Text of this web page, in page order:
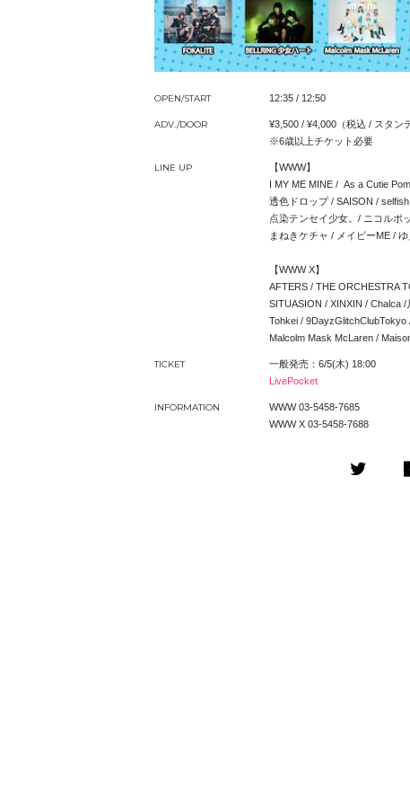
OPEN/START 12:35 / 12:50
ADV./DOOR
¥3,500 / ¥4,000（税込 / スタン
※6歳以上チケット必要
LINE UP
【WWW】
I MY ME MINE / As a Cutie
透色ドロップ / SAISON /
点染テンセイ少女。/ ニコルポ
まねきケチャ / メイビーME /
【WWW X】
AFTERS / THE ORCHESTRA
SITUASION / XINXIN / Chalca
Tohkei /
Malcolm Mask McLaren /
TICKET
一般発売：6/5(木) 18:00
LivePocket
INFORMATION
WWW 03-5458-7685
WWW X 03-5458-7688